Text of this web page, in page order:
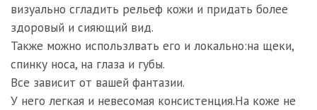
визуально сгладить рельеф кожи и придать более
здоровый и сияющий вид.
Также можно использлвать его и локально:на щеки,
спинку носа, на глаза и губы.
Все зависит от вашей фантазии.
У него легкая и невесомая консистенция.На коже не